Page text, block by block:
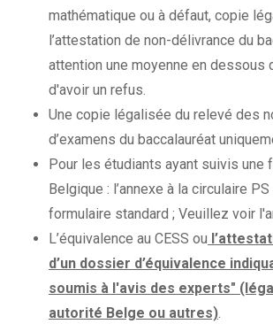
mathématique ou à défaut, copie
l’attestation de non-délivrance du
attention une moyenne en dessous
d'avoir un refus.
Une copie légalisée du relevé des
d’examens du baccalauréat
Pour les étudiants ayant suivis une
Belgique : l’annexe à la circulaire
formulaire standard ; Veuillez voir
L’équivalence au CESS ou
d’un dossier d’équivalence
soumis à l'avis des experts"
autorité Belge ou autres).